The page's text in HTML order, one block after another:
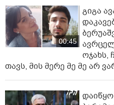
00:45
გიგა
ოჯახს,
თავს, მის მერე მე მე არ